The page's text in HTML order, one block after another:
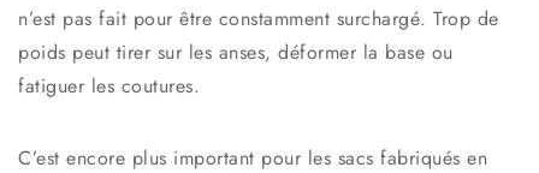
n’est pas fait pour être constamment surchargé. Trop de
poids peut tirer sur les anses, déformer la base ou
fatiguer les coutures.
C’est encore plus important pour les sacs fabriqués en